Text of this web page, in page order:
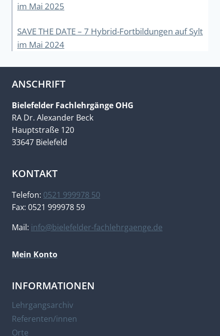
im Mai 2025
SAVE THE DATE – 7 Hybrid-Fortbildungen auf Sylt
im Mai 2024
ANSCHRIFT
Bielefelder Fachlehrgänge OHG
RA Dr. Alexander Beck
Hauptstraße 120
33647 Bielefeld
KONTAKT
Telefon: 0521 999978 50
Fax: 0521 999978 59
Mail: info@bielefelder-fachlehrgaenge.de
Mein Konto
INFORMATIONEN
Lehrgangsarchiv
Referenten/innen
Orte